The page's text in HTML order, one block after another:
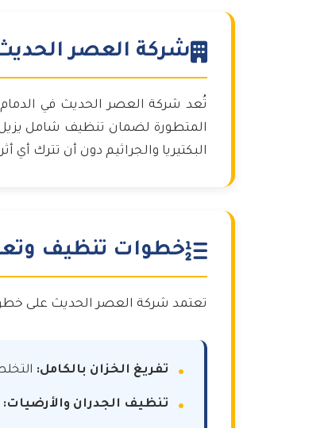
شركة العصر
تُعد شركة العصر الحديث في
المتطورة لضمان تنظيف شامل
البكتيريا والجراثيم دون أن تترك أي
خطوات تنظيف
تعتمد شركة العصر الحديث على
تفريغ الخزان بالكامل:
تنظيف الجدران والأرضيات: